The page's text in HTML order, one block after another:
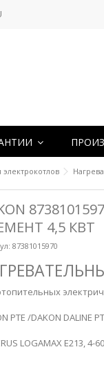
электрокотлов
4,5 КВТ
87381015970
PTE /DAKON DALINE
LOGAMAX E213, 4-